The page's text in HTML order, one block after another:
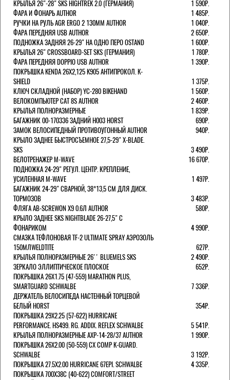
КРЫЛЬЯ 26"-28" SKS HIGHTREK 2.0 (ГЕРМАНИЯ)
1 590Р.
ФАРА И ФОНАРЬ AUTHOR
1 485Р.
РУЧКИ НА РУЛЬ AGR ERGO 2 130ММ AUTHOR
1 040Р.
ФАРА ПЕРЕДНЯЯ USB AUTHOR
2 650Р.
ПОДНОЖКА ЗАДНЯЯ 26-29" НА ОДНО ПЕРО OSTAND
1 600Р.
КРЫЛЬЯ 26" CROSSBOARD-SET SKS (ГЕРМАНИЯ)
1 780Р.
ФАРА ПЕРЕДНЯЯ DOPPIO USB AUTHOR
1 390Р.
ПОКРЫШКА KENDA 26Х2,125 K905 АНТИПРОКОЛ. K-
SHIELD
1 375Р.
КЛЮЧ СКЛАДНОЙ (НАБОР) YC-280 BIKEHAND
1 560Р.
ВЕЛОКОМПЬЮТЕР CAT 8S AUTHOR
2 460Р.
КРЫЛЬЯ ПОЛНОРАЗМЕРНЫЕ
1 839Р.
БАГАЖНИК 00-170336 ЗАДНИЙ H003 HORST
690Р.
ЗАМОК ВЕЛОСИПЕДНЫЙ ПРОТИВОУГОННЫЙ AUTHOR
940Р.
КРЫЛО ЗАДНЕЕ БЫСТРОСЪЕМНОЕ 27,5-29" X-BLADE.
SKS
3 490Р.
ВЕЛОТРЕНАЖЕР M-WAVE
16 670Р.
ПОДНОЖКА 24-29" РЕГУЛ. ЦЕНТР. КРЕПЛЕНИЕ,
УСИЛЕННАЯ M-WAVE
1 497Р.
БАГАЖНИК 24-29" СВАРНОЙ, 38*13,5 СМ ДЛЯ ДИСК.
ТОРМОЗОВ
3 483Р.
ФЛЯГА AB-SCREWON X9 0.6Л AUTHOR
580Р.
КРЫЛО ЗАДНЕЕ SKS NIGHTBLADE 26-27,5" С
ФОНАРИКОМ
4 990Р.
СМАЗКА ТЕФЛОНОВАЯ TF-2 ULTIMATE SPRAY АЭРОЗОЛЬ
150МЛWELDTITE
627Р.
КРЫЛЬЯ ПОЛНОРАЗМЕРНЫЕ 26'' BLUEMELS SKS
2 490Р.
ЗЕРКАЛО ЭЛЛИПТИЧЕСКОЕ ПЛОСКОЕ
652Р.
ПОКРЫШКА 26X1.75 (47-559) MARATHON PLUS,
SMARTGUARD SCHWALBE
7 336Р.
ДЕРЖАТЕЛЬ ВЕЛОCИПЕДА НАСТЕННЫЙ ТОРЦЕВОЙ
БЕЛЫЙ HORST
354Р.
ПОКРЫШКА 29X2.25 (57-622) HURRICANE
PERFORMANCE. HS499. RG. ADDIX. REFLEX SCHWALBE
5 541Р.
КРЫЛЬЯ ПОЛНОРАЗМЕРНЫЕ AXP-14-28/37 AUTHOR
1 990Р.
ПОКРЫШКА 26X2.00 (50-559) CX COMP K-GUARD.
SCHWALBE
3 192Р.
ПОКРЫШКА 27.5X2.00 HURRICANE 67EPI. SCHWALBE
4 335Р.
ПОКРЫШКА 700X38С (40-622) COMFORT/STREET